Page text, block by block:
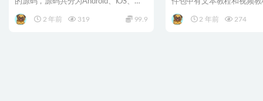
2 年前
319 99.9
2 年前
274